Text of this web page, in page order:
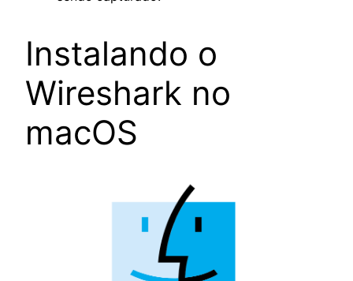
Instalando o
Wireshark no
macOS